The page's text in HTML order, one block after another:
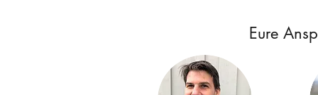
Eure